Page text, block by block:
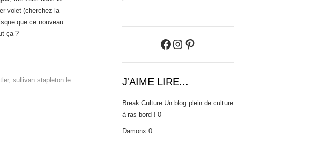
volet (cherchez la
que ce nouveau
ça ?
, sullivan stapleton le
Facebook
Instagram
Pinterest
J'AIME LIRE...
Break Culture Un blog plein de culture
à ras bord ! 0
Damonx 0